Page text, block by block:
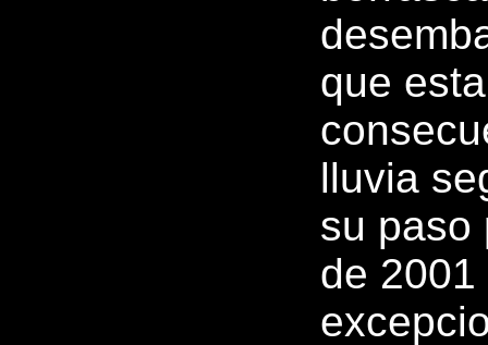
que
lluvia
su paso
de